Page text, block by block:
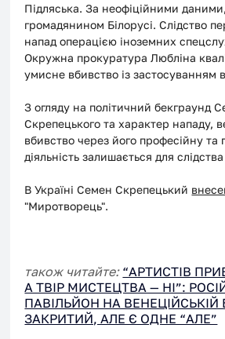
Підляська. За неофіційними
громадянином Білорусі. Слідство
напад операцією іноземних
Окружна прокуратура Любліна
умисне вбивство із застосуванням
З огляду на політичний бекграунд
Скрепецького та характер нападу,
вбивство через його професійну та
діяльність залишається для
В Україні Семен Скрепецький
"Миротворець".
також читайте: “АРТИСТІВ
А ТВІР МИСТЕЦТВА — НІ”:
ПАВІЛЬЙОН НА ВЕНЕЦІЙСЬКІЙ
ЗАКРИТИЙ, АЛЕ Є ОДНЕ “АЛЕ”